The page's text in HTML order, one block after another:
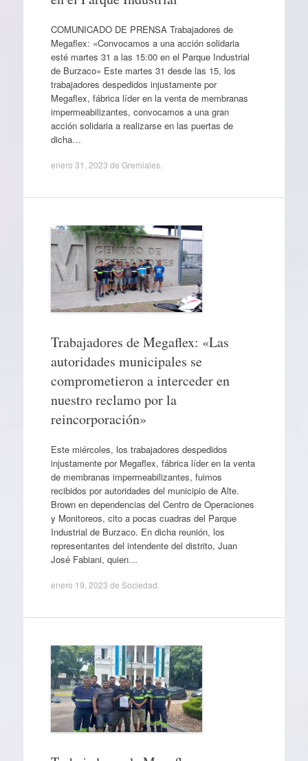
COMUNICADO DE PRENSA Trabajadores de
Megaflex: «Convocamos a una acción solidaria
esté martes 31 a las 15:00 en el Parque Industrial
de Burzaco» Este martes 31 desde las 15, los
trabajadores despedidos injustamente por
Megaflex, fábrica líder en la venta de membranas
impermeabilizantes, convocamos a una gran
acción solidaria a realizarse en las puertas de
dicha…
enero 31, 2023 de Gremiales.
Trabajadores de Megaflex: «Las
autoridades municipales se
comprometieron a interceder en
nuestro reclamo por la
reincorporación»
Este miércoles, los trabajadores despedidos
injustamente por Megaflex, fábrica líder en la venta
de membranas impermeabilizantes, fuimos
recibidos por autoridades del municipio de Alte.
Brown en dependencias del Centro de Operaciones
y Monitoreos, cito a pocas cuadras del Parque
Industrial de Burzaco. En dicha reunión, los
representantes del intendente del distrito, Juan
José Fabiani, quien…
enero 19, 2023 de Sociedad